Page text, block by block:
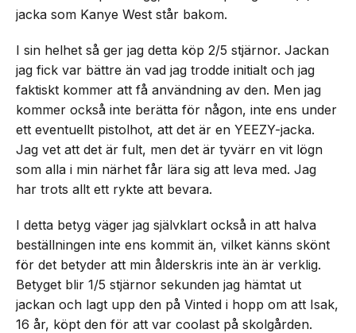
jacka som Kanye West står bakom.
I sin helhet så ger jag detta köp 2/5 stjärnor. Jackan
jag fick var bättre än vad jag trodde initialt och jag
faktiskt kommer att få användning av den. Men jag
kommer också inte berätta för någon, inte ens under
ett eventuellt pistolhot, att det är en YEEZY-jacka.
Jag vet att det är fult, men det är tyvärr en vit lögn
som alla i min närhet får lära sig att leva med. Jag
har trots allt ett rykte att bevara.
I detta betyg väger jag självklart också in att halva
beställningen inte ens kommit än, vilket känns skönt
för det betyder att min ålderskris inte än är verklig.
Betyget blir 1/5 stjärnor sekunden jag hämtat ut
jackan och lagt upp den på Vinted i hopp om att Isak,
16 år, köpt den för att var coolast på skolgården.